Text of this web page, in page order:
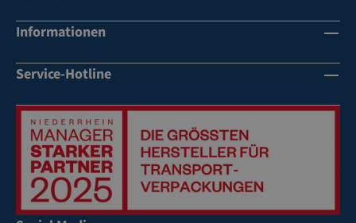
Informationen
Service-Hotline